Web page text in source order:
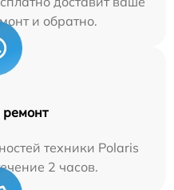
и обратно.
техники Polaris
2 часов.